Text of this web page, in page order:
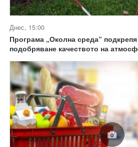
Днес, 15:00
Програма „Околна среда“
подобряване качеството на